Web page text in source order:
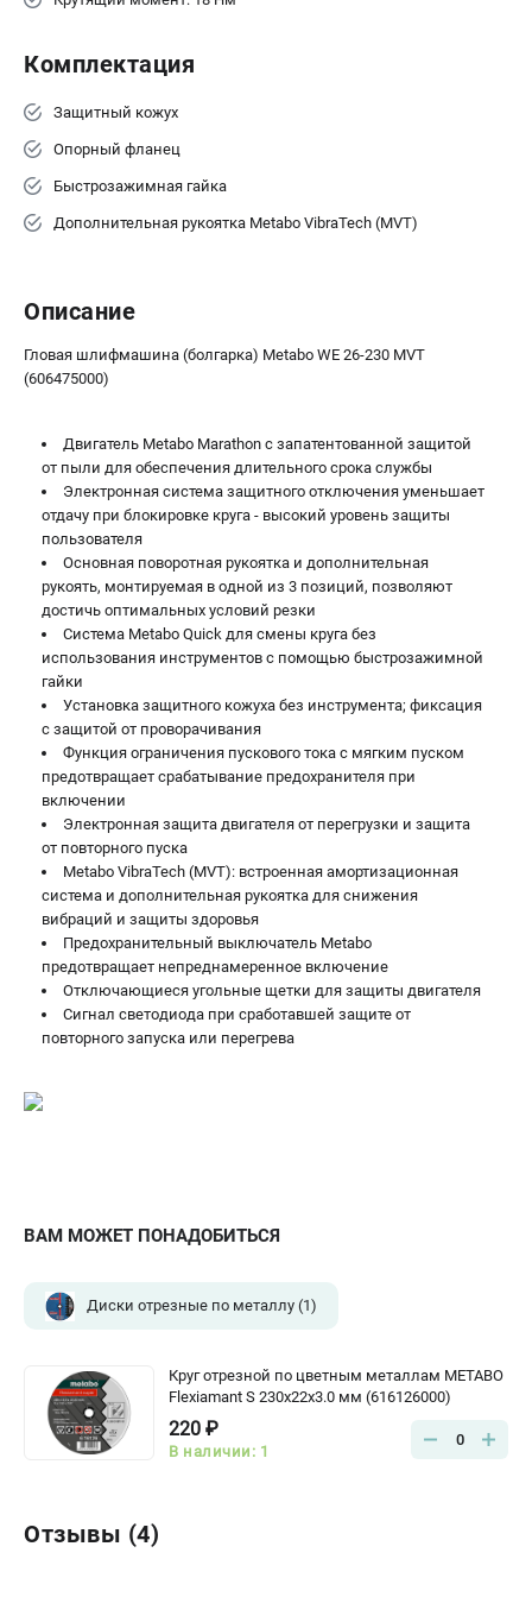
+7 (911) 360-06-14 | +7 (8112) 59-10-67
ВАМ МОЖЕТ ПОНАДОБИТЬСЯ
Диски отрезные по металлу (1)
Круг отрезной по цветным металлам METABO
Flexiamant S 230x22х3.0 мм (616126000)
220 ₽
В наличии: 1
0
Комплектация
Защитный кожух
Опорный фланец
Быстрозажимная гайка
Дополнительная рукоятка Metabo VibraTech (MVT)
Описание
Гловая шлифмашина (болгарка) Metabo WE 26-230 MVT
(606475000)
Двигатель Metabo Marathon с запатентованной защитой
от пыли для обеспечения длительного срока службы
Электронная система защитного отключения уменьшает
отдачу при блокировке круга - высокий уровень защиты
пользователя
Основная поворотная рукоятка и дополнительная
рукоять, монтируемая в одной из 3 позиций, позволяют
достичь оптимальных условий резки
Система Metabo Quick для смены круга без
использования инструментов с помощью быстрозажимной
гайки
Установка защитного кожуха без инструмента; фиксация
с защитой от проворачивания
Функция ограничения пускового тока с мягким пуском
предотвращает срабатывание предохранителя при
включении
Электронная защита двигателя от перегрузки и защита
от повторного пуска
Metabo VibraTech (MVT): встроенная амортизационная
система и дополнительная рукоятка для снижения
вибраций и защиты здоровья
Предохранительный выключатель Metabo
предотвращает непреднамеренное включение
Отключающиеся угольные щетки для защиты двигателя
Сигнал светодиода при сработавшей защите от
повторного запуска или перегрева
Отзывы (4)